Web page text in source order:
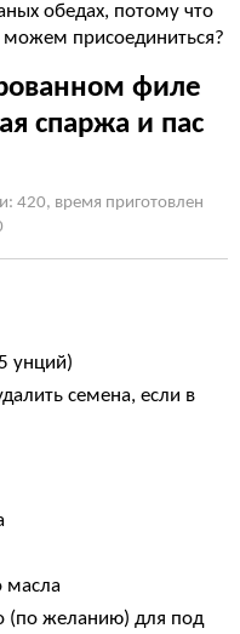
обедах, потому что
присоединиться?
филе
спаржа и пас
420, время приготовлен
унций)
семена, если в
масла
(по желанию) для под